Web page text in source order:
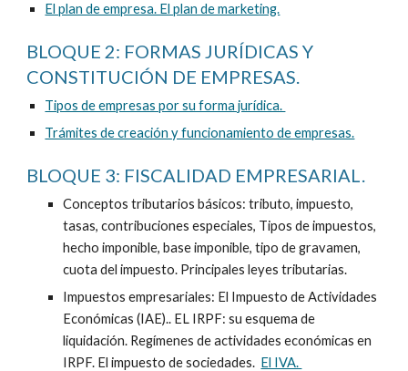
El plan de empresa. El plan de marketing.
BLOQUE 2: FORMAS JURÍDICAS Y
CONSTITUCIÓN DE EMPRESAS.
Tipos de empresas por su forma jurídica.
Trámites de creación y funcionamiento de empresas.
BLOQUE 3: FISCALIDAD EMPRESARIAL.
Conceptos tributarios básicos: tributo, impuesto,
tasas, contribuciones especiales, Tipos de impuestos,
hecho imponible, base imponible, tipo de gravamen,
cuota del impuesto. Principales leyes tributarias.
Impuestos empresariales: El Impuesto de Actividades
Económicas (IAE).. EL IRPF: su esquema de
liquidación. Regímenes de actividades económicas en
IRPF. El impuesto de sociedades. El IVA.